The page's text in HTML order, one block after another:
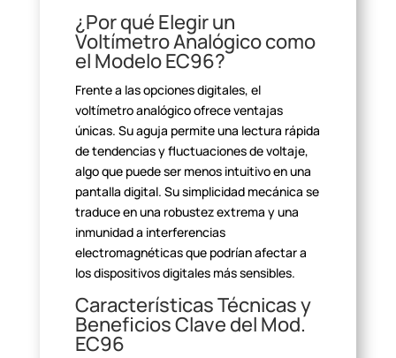
¿Por qué Elegir un
Voltímetro Analógico como
el ModeloEC96?
Frente a las opciones digitales, el
voltímetro analógico ofreceventajas
únicas. Su aguja permite una lectura rápida
de tendencias yfluctuaciones de voltaje,
algo que puede ser menos intuitivo en una
pantalla digital. Su simplicidad mecánica se
traduce en una robustez extrema y una
inmunidad a interferencias
electromagnéticas que podrían afectar a
losdispositivos digitales más sensibles.
Características Técnicas y
Beneficios Clave del Mod.
EC96